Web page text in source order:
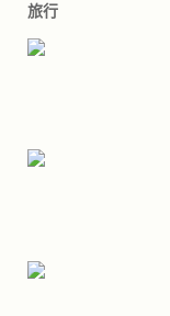
旅行